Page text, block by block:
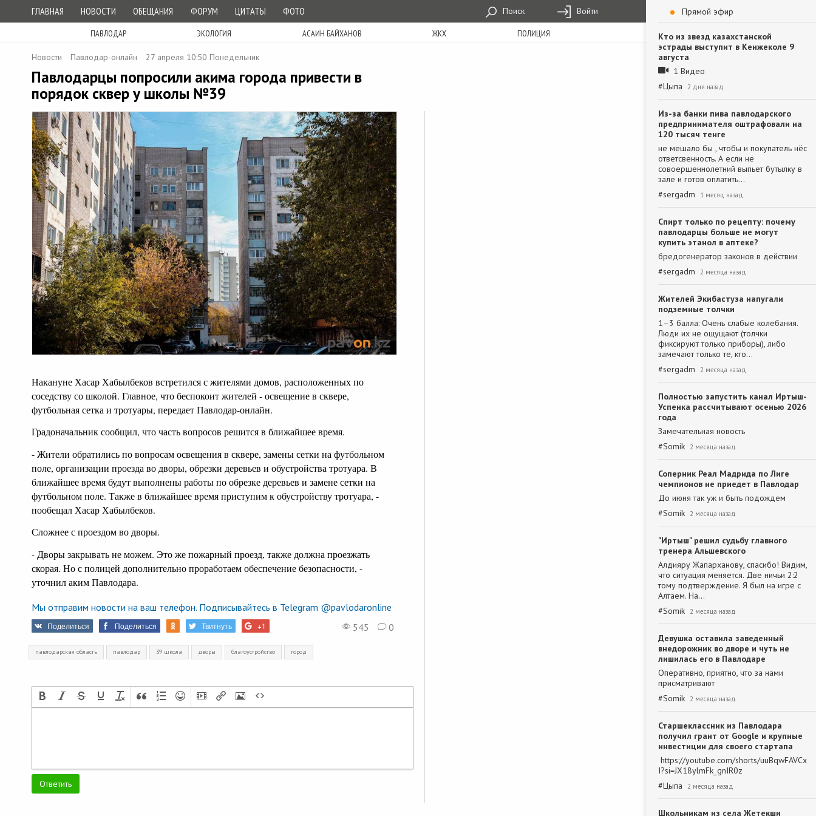
ГЛАВНАЯ НОВОСТИ ОБЕЩАНИЯ ФОРУМ ЦИТАТЫ ФОТО Поиск Войти
ПАВЛОДАР ЭКОЛОГИЯ АСАИН БАЙХАНОВ ЖКХ ПОЛИЦИЯ
Новости Павлодар-онлайн 27 апреля 10:50 Понедельник
Павлодарцы попросили акима города привести в
порядок сквер у школы №39
Накануне Хасар Хабылбеков встретился с жителями домов, расположенных по
соседству со школой. Главное, что беспокоит жителей - освещение в сквере,
футбольная сетка и тротуары, передает Павлодар-онлайн.
Градоначальник сообщил, что часть вопросов решится в ближайшее время.
- Жители обратились по вопросам освещения в сквере, замены сетки на футбольном
поле, организации проезда во дворы, обрезки деревьев и обустройства тротуара. В
ближайшее время будут выполнены работы по обрезке деревьев и замене сетки на
футбольном поле. Также в ближайшее время приступим к обустройству тротуара, -
пообещал Хасар Хабылбеков.
Сложнее с проездом во дворы.
- Дворы закрывать не можем. Это же пожарный проезд, также должна проезжать
скорая. Но с полицей дополнительно проработаем обеспечение безопасности, -
уточнил аким Павлодара.
Мы отправим новости на ваш телефон. Подписывайтесь в Telegram @pavlodaronline
Поделиться Поделиться Твитнуть +1 545 0
павлодарская область павлодар 39 школа дворы благоустройство город
Прямой эфир
Кто из звезд казахстанской
эстрады выступит в Кенжеколе 9
августа
1 Видео
#Цыпа 2 дня назад
Из-за банки пива павлодарского
предпринимателя оштрафовали на
120 тысяч тенге
не мешало бы , чтобы и покупатель нёс
ответсвенность. А если не
совоершеннолетний выпьет бутылку в
зале и готов оплатить…
#sergadm 1 месяц назад
Спирт только по рецепту: почему
павлодарцы больше не могут
купить этанол в аптеке?
бредогенератор законов в действии
#sergadm 2 месяца назад
Жителей Экибастуза напугали
подземные толчки
1–3 балла: Очень слабые колебания.
Люди их не ощущают (толчки
фиксируют только приборы), либо
замечают только те, кто…
#sergadm 2 месяца назад
Полностью запустить канал Иртыш-
Успенка рассчитывают осенью 2026
года
Замечательная новость
#Somik 2 месяца назад
Соперник Реал Мадрида по Лиге
чемпионов не приедет в Павлодар
До июня так уж и быть подождем
#Somik 2 месяца назад
"Иртыш" решил судьбу главного
тренера Альшевского
Алдияру Жапарханову, спасибо! Видим,
что ситуация меняется. Две ничьи 2:2
тому подтверждение. Я был на игре с
Алтаем. На…
#Somik 2 месяца назад
Девушка оставила заведенный
внедорожник во дворе и чуть не
лишилась его в Павлодаре
Оперативно, приятно, что за нами
присматривают
#Somik 2 месяца назад
Старшеклассник из Павлодара
получил грант от Google и крупные
инвестиции для своего стартапа
https://youtube.com/shorts/uuBqwFAVCx
I?si=JX18ylmFk_gnIR0z
#Цыпа 2 месяца назад
Школьникам из села Жетекши